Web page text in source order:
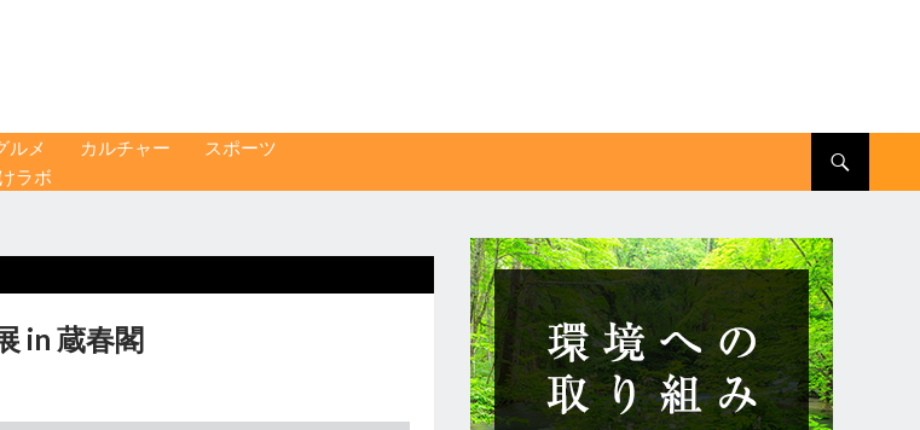
ルメ カルチャー
スポーツ
ラボ
in 蔵春閣